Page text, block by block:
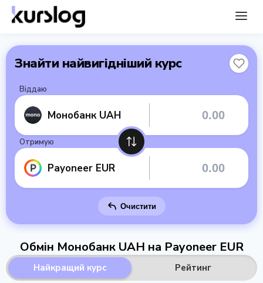
Знайти найвигідніший курс
Віддаю
Монобанк UAH
Отримую
Payoneer EUR
Очистити
Обмін Монобанк UAH на Payoneer EUR
Найкращий курс Рейтинг